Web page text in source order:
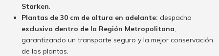
Starken.
Plantas de 30 cm de altura en adelante: despacho
exclusivo dentro de la Región Metropolitana,
garantizando un transporte seguro y la mejor conservación
de las plantas.